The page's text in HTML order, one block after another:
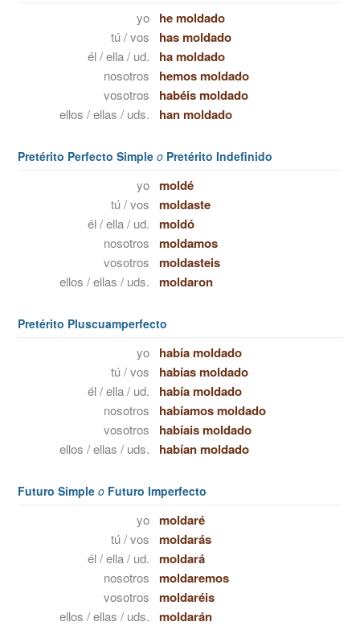
yo he moldado
tú / vos has moldado
él / ella / ud. ha moldado
nosotros hemos moldado
vosotros habéis moldado
ellos / ellas / uds. han moldado
Pretérito Perfecto Simple o Pretérito Indefinido
yo moldé
tú / vos moldaste
él / ella / ud. moldó
nosotros moldamos
vosotros moldasteis
ellos / ellas / uds. moldaron
Pretérito Pluscuamperfecto
yo había moldado
tú / vos habías moldado
él / ella / ud. había moldado
nosotros habíamos moldado
vosotros habíais moldado
ellos / ellas / uds. habían moldado
Futuro Simple o Futuro Imperfecto
yo moldaré
tú / vos moldarás
él / ella / ud. moldará
nosotros moldaremos
vosotros moldaréis
ellos / ellas / uds. moldarán